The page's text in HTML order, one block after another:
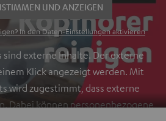
UND ANZEIGEN
In den Daten‑Einstellungen aktivieren
externe Inhalte. Der externe
Klick angezeigt werden. Mit
wird zugestimmt, dass externe
Dabei können personenbezogene